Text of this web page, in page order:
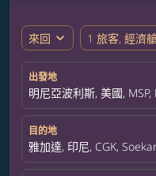
來回 expand_more 1 旅客, 經濟
出發地
明尼亞波利斯, 美國,
目的地
雅加達, 印尼, CGK,